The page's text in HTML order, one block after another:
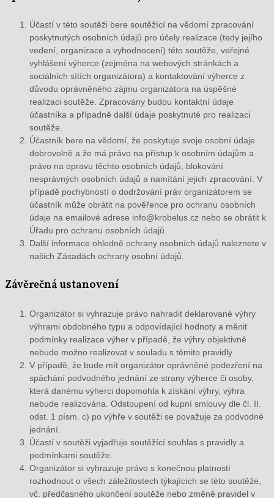
Účastí v této soutěži bere soutěžící na vědomí zpracování
poskytnutých osobních údajů pro účely realizace (tedy jejího
vedení, organizace a vyhodnocení) této soutěže, veřejné
vyhlášení výherce (zejména na webových stránkách a
sociálních sítích organizátora) a kontaktování výherce z
důvodu oprávněného zájmu organizátora na úspěšné
realizaci soutěže. Zpracovány budou kontaktní údaje
účastníka a případně další údaje poskytnuté pro realizaci
soutěže.
Účastník bere na vědomí, že poskytuje svoje osobní údaje
dobrovolně a že má právo na přístup k osobním údajům a
právo na opravu těchto osobních údajů, blokování
nesprávných osobních údajů a namítání jejich zpracování. V
případě pochybností o dodržování práv organizátorem se
účastník může obrátit na pověřence pro ochranu osobních
údaje na emailové adrese info@krobelus.cz nebo se obrátit k
Úřadu pro ochranu osobních údajů.
Další informace ohledně ochrany osobních údajů naleznete v
našich Zásadách ochrany osobní údajů.
Závěrečná ustanovení
Organizátor si vyhrazuje právo nahradit deklarované výhry
výhrami obdobného typu a odpovídající hodnoty a měnit
podmínky realizace výher v případě, že výhry objektivně
nebude možno realizovat v souladu s těmito pravidly.
V případě, že bude mít organizátor oprávněné podezření na
spáchání podvodného jednání ze strany výherce či osoby,
která danému výherci dopomohla k získání výhry, výhra
nebude realizována. Odstoupení od kupní smlouvy dle čl. II.
odst. 1 písm. c) po výhře v soutěži se považuje za podvodné
jednání.
Účastí v soutěži vyjadřuje soutěžící souhlas s pravidly a
podmínkami soutěže.
Organizátor si vyhrazuje právo s konečnou platností
rozhodnout o všech záležitostech týkajících se této soutěže,
vč. předčasného ukončení soutěže nebo změně pravidel v